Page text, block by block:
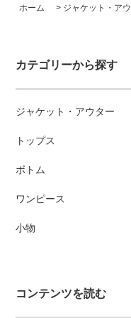
ホーム > ジャケット・ア
カテゴリーから探す
ジャケット・アウター
トップス
ボトム
ワンピース
小物
コンテンツを読む